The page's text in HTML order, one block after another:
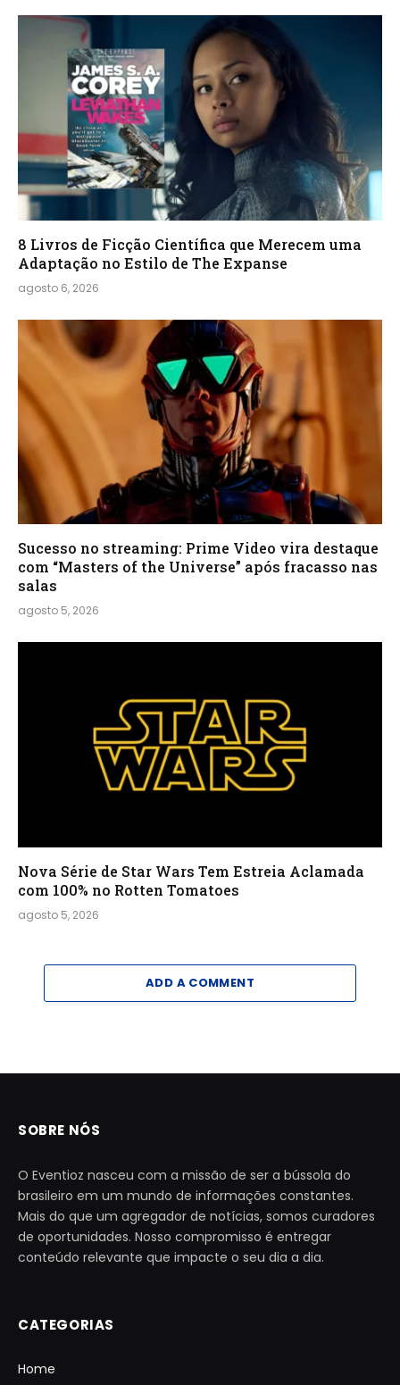
8 Livros de Ficção Científica que Merecem uma
Adaptação no Estilo de The Expanse
agosto 6, 2026
Sucesso no streaming: Prime Video vira destaque
com “Masters of the Universe” após fracasso nas
salas
agosto 5, 2026
Nova Série de Star Wars Tem Estreia Aclamada
com 100% no Rotten Tomatoes
agosto 5, 2026
ADD A COMMENT
SOBRE NÓS
O Eventioz nasceu com a missão de ser a bússola do
brasileiro em um mundo de informações constantes.
Mais do que um agregador de notícias, somos curadores
de oportunidades. Nosso compromisso é entregar
conteúdo relevante que impacte o seu dia a dia.
CATEGORIAS
Home